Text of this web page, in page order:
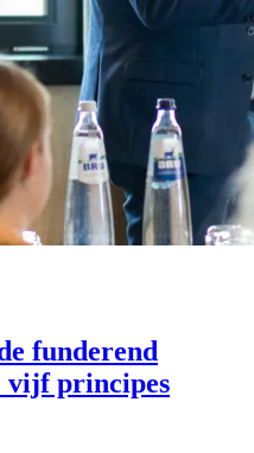
funderend
vijf principes